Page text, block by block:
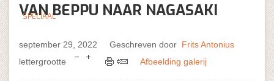
VAN BEPPU NAAR NAGASAKI
SPECIAAL
september 29, 2022 Geschreven door Frits Antonius
lettergrootte
Afbeelding galerij